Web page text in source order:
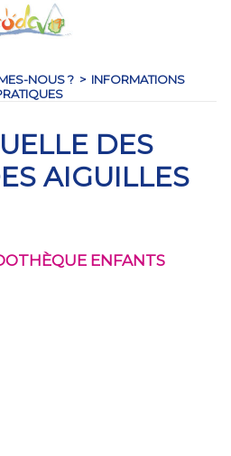
NOUS ? > INFORMATIONS
DES
AIGUILLES
ENFANTS